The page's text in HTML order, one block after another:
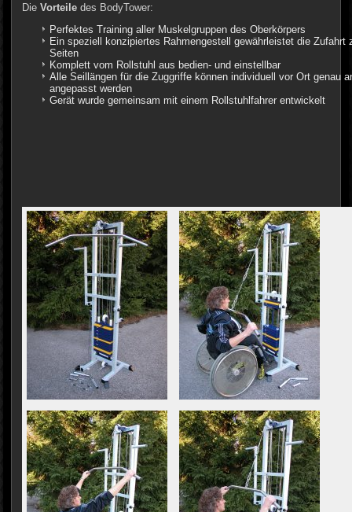
DieVorteile des BodyTower:
Perfektes Training aller Muskelgruppen des Oberkörpers
Ein speziell konzipiertes Rahmengestell gewährleistet die Zufahrt
Seiten
Komplett vom Rollstuhl aus bedien- und einstellbar
Alle Seillängen für die Zuggriffe können individuell vor Ort genau
angepasst werden
Gerät wurde gemeinsam mit einem Rollstuhlfahrer entwickelt